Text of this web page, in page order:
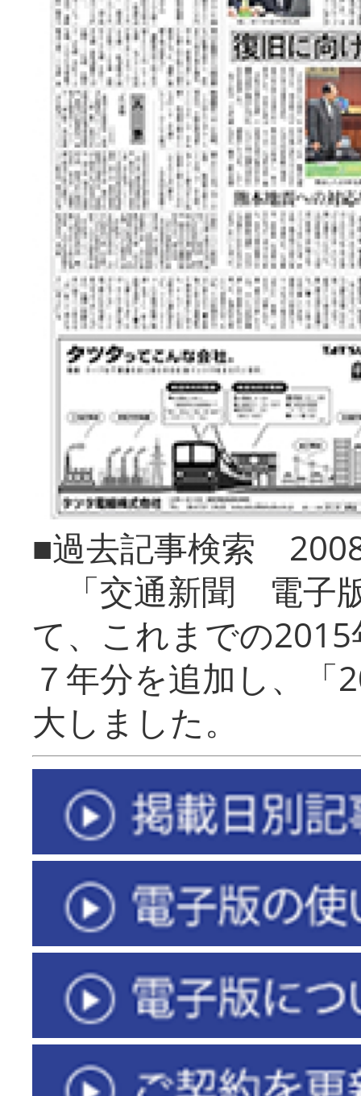
■過去記事検索
「交通新聞 電子
て、これまでの
７年分を追加し、「
大しまし